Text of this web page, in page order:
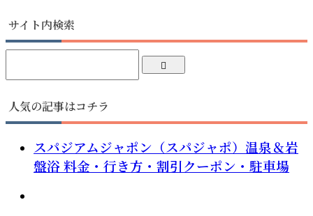
サイト内検索
人気の記事はコチラ
スパジアムジャポン（スパジャポ）温泉＆岩
盤浴 料金・行き方・割引クーポン・駐車場